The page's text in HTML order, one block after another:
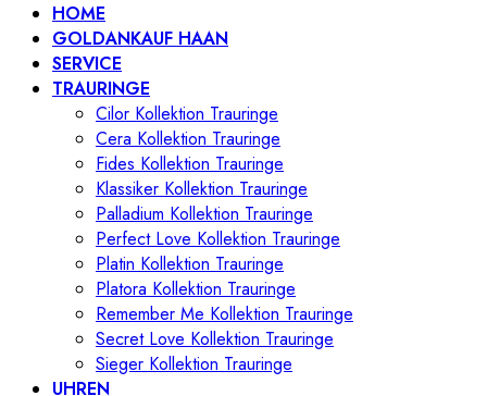
HOME
GOLDANKAUF HAAN
SERVICE
TRAURINGE
Cilor Kollektion Trauringe
Cera Kollektion Trauringe
Fides Kollektion Trauringe
Klassiker Kollektion Trauringe
Palladium Kollektion Trauringe
Perfect Love Kollektion Trauringe
Platin Kollektion Trauringe
Platora Kollektion Trauringe
Remember Me Kollektion Trauringe
Secret Love Kollektion Trauringe
Sieger Kollektion Trauringe
UHREN